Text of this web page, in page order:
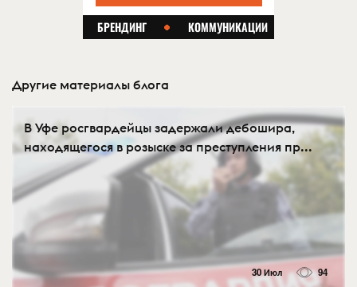
Другие материалы блога
В Уфе росгвардейцы задержали дебошира,
находящегося в розыске за преступления пр...
30 Июл 94